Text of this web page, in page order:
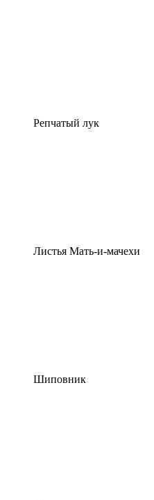
Репчатый лук
Листья Мать-и-мачехи
Шиповник